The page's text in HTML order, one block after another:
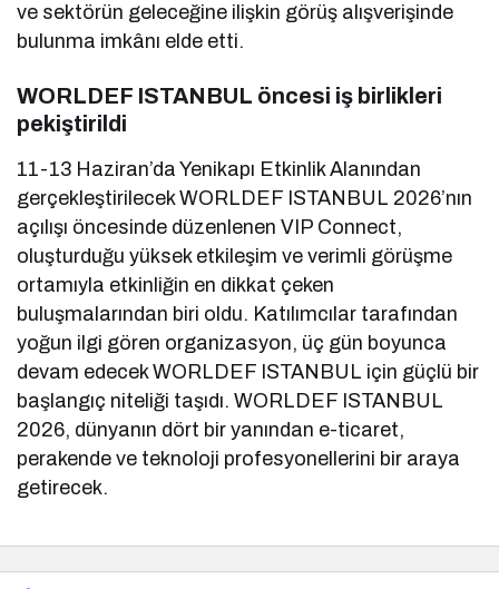
ve sektörün geleceğine ilişkin görüş alışverişinde
bulunma imkânı elde etti.
WORLDEF ISTANBUL öncesi iş birlikleri
pekiştirildi
11-13 Haziran’da Yenikapı Etkinlik Alanından
gerçekleştirilecek WORLDEF ISTANBUL 2026’nın
açılışı öncesinde düzenlenen VIP Connect,
oluşturduğu yüksek etkileşim ve verimli görüşme
ortamıyla etkinliğin en dikkat çeken
buluşmalarından biri oldu. Katılımcılar tarafından
yoğun ilgi gören organizasyon, üç gün boyunca
devam edecek WORLDEF ISTANBUL için güçlü bir
başlangıç niteliği taşıdı. WORLDEF ISTANBUL
2026, dünyanın dört bir yanından e-ticaret,
perakende ve teknoloji profesyonellerini bir araya
getirecek.